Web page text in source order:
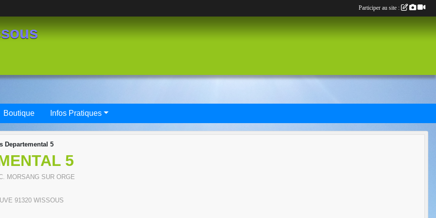
Boutique Infos Pratiques
Departemental 5
5
MORSANG SUR ORGE
91320 WISSOUS
Participer au site :